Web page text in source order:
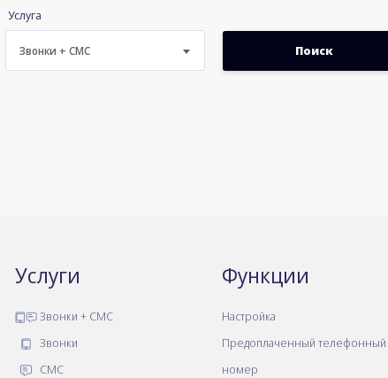
Услуга
Звонки + СМС
Услуги
Звонки + СМС
Звонки
СМС
Функции
Настройка
Предоплаченный телефонный
номер